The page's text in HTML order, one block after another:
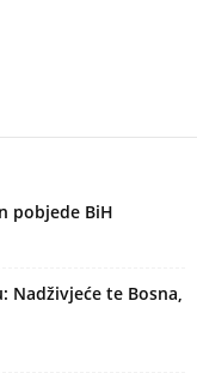
pobjede BiH
Nadživjeće te Bosna,